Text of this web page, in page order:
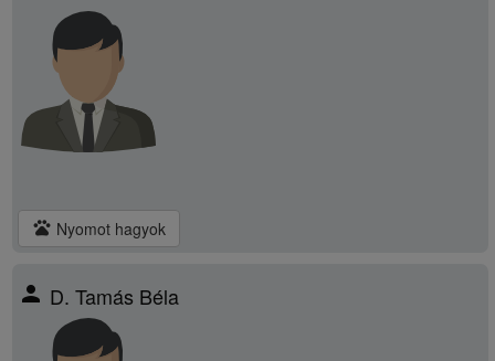
pets Nyomot hagyok
person D. Tamás Béla